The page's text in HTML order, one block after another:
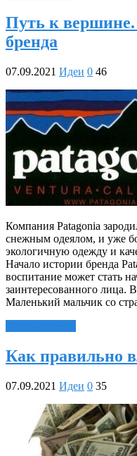
Путь к
бренда
07.09.2021 Идеи 0 46
Компания Patagonia
снежным одеялом, и уже
экологичную одежду и
Начало истории бренда
воспитание может стать
заинтересованного лица.
Маленький мальчик со
Как правильно
07.09.2021 Идеи 0 35